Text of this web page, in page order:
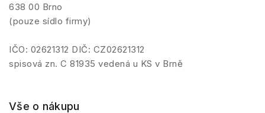
638 00 Brno
(pouze sídlo firmy)
IČO: 02621312 DIČ: CZ02621312
spisová zn. C 81935 vedená u KS v Brně
Vše o nákupu